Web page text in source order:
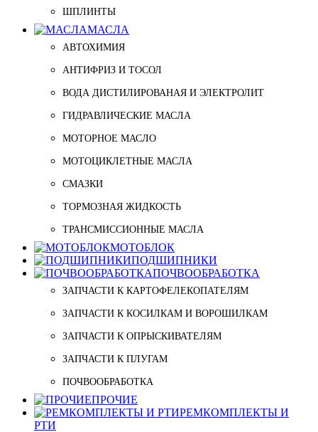
ШПЛИНТЫ
МАСЛА
АВТОХИМИЯ
АНТИФРИЗ И ТОСОЛ
ВОДА ДИСТИЛИРОВАНАЯ И ЭЛЕКТРОЛИТ
ГИДРАВЛИЧЕСКИЕ МАСЛА
МОТОРНОЕ МАСЛО
МОТОЦИКЛЕТНЫЕ МАСЛА
СМАЗКИ
ТОРМОЗНАЯ ЖИДКОСТЬ
ТРАНСМИССИОННЫЕ МАСЛА
МОТОБЛОК
ПОДШИПНИКИ
ПОЧВООБРАБОТКА
ЗАПЧАСТИ К КАРТОФЕЛЕКОПАТЕЛЯМ
ЗАПЧАСТИ К КОСИЛКАМ И ВОРОШИЛКАМ
ЗАПЧАСТИ К ОПРЫСКИВАТЕЛЯМ
ЗАПЧАСТИ К ПЛУГАМ
ПОЧВООБРАБОТКА
ПРОЧИЕ
РЕМКОМПЛЕКТЫ И
РТИ